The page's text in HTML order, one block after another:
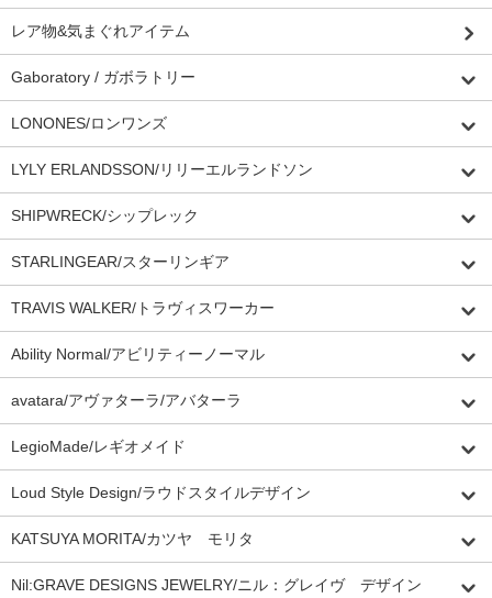
レア物&気まぐれアイテム
Gaboratory / ガボラトリー
LONONES/ロンワンズ
LYLY ERLANDSSON/リリーエルランドソン
SHIPWRECK/シップレック
STARLINGEAR/スターリンギア
TRAVIS WALKER/トラヴィスワーカー
Ability Normal/アビリティーノーマル
avatara/アヴァターラ/アバターラ
LegioMade/レギオメイド
Loud Style Design/ラウドスタイルデザイン
KATSUYA MORITA/カツヤ モリタ
Nil:GRAVE DESIGNS JEWELRY/ニル：グレイヴ デザイン